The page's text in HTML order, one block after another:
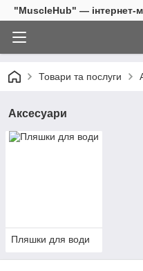
"MuscleHub" — інтернет-
Товари та послуги
Аксесуари
Пляшки для води